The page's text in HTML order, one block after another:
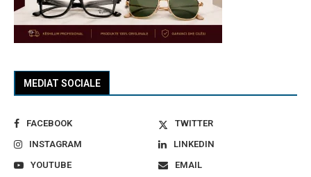
MEDIAT SOCIALE
FACEBOOK
TWITTER
INSTAGRAM
LINKEDIN
YOUTUBE
EMAIL